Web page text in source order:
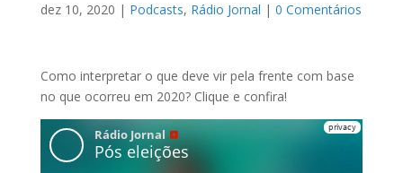
dez 10, 2020 | Podcasts, Rádio Jornal | 0 Comentários
Como interpretar o que deve vir pela frente com base
no que ocorreu em 2020? Clique e confira!